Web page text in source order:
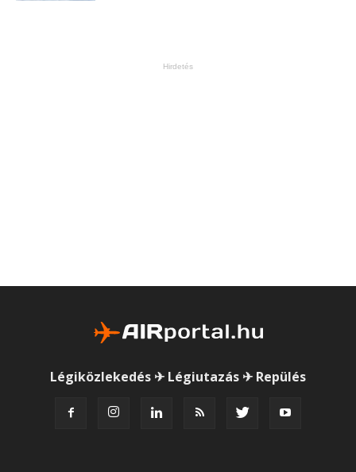
Hirdetés
Légiközlekedés ✈ Légiutazás ✈ Repülés